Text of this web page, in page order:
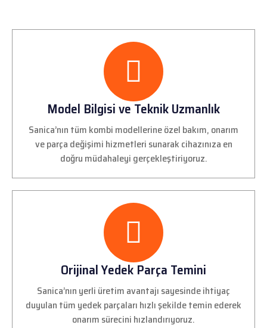
Model Bilgisi ve Teknik Uzmanlık
Sanica’nın tüm kombi modellerine özel bakım, onarım
ve parça değişimi hizmetleri sunarak cihazınıza en
doğru müdahaleyi gerçekleştiriyoruz.
Orijinal Yedek Parça Temini
Sanica’nın yerli üretim avantajı sayesinde ihtiyaç
duyulan tüm yedek parçaları hızlı şekilde temin ederek
onarım sürecini hızlandırıyoruz.